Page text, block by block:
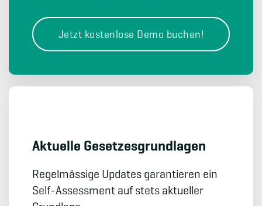
Jetzt kostenlose Demo buchen!
Aktuelle Gesetzes­grundlagen
Regelmässige Updates garantieren ein
Self-Assessment auf stets aktueller